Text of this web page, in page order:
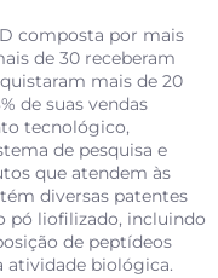
composta por mais
de 30 receberam
mais de 20
de suas vendas
tecnológico,
de pesquisa e
que atendem às
diversas patentes
pó liofilizado, incluindo
de peptídeos
atividade biológica.